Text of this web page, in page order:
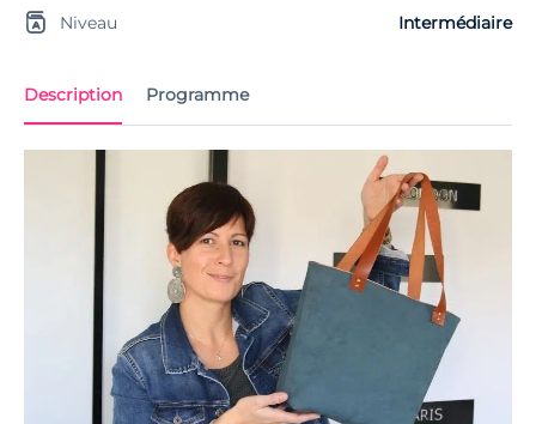
Description Programme
Niveau Intermédiaire